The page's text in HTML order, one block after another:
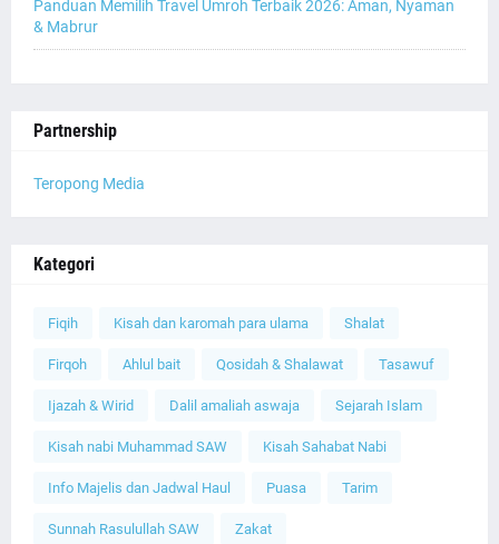
Panduan Memilih Travel Umroh Terbaik 2026: Aman, Nyaman
& Mabrur
Partnership
Teropong Media
Kategori
Fiqih Kisah dan karomah para ulama Shalat
Firqoh Ahlul bait Qosidah & Shalawat Tasawuf
Ijazah & Wirid Dalil amaliah aswaja Sejarah Islam
Kisah nabi Muhammad SAW Kisah Sahabat Nabi
Info Majelis dan Jadwal Haul Puasa Tarim
Sunnah Rasulullah SAW Zakat